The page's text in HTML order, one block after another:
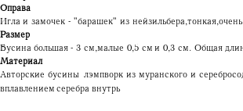
Оправа
Игла и замочек - "барашек" из нейзильбера, тонкая,
Размер
Бусина большая - 3 см, малые 0,5 см и 0,3 см. Общая
Материал
Авторские бусины лэмпворк из муранского и
вплавлением серебра внутрь